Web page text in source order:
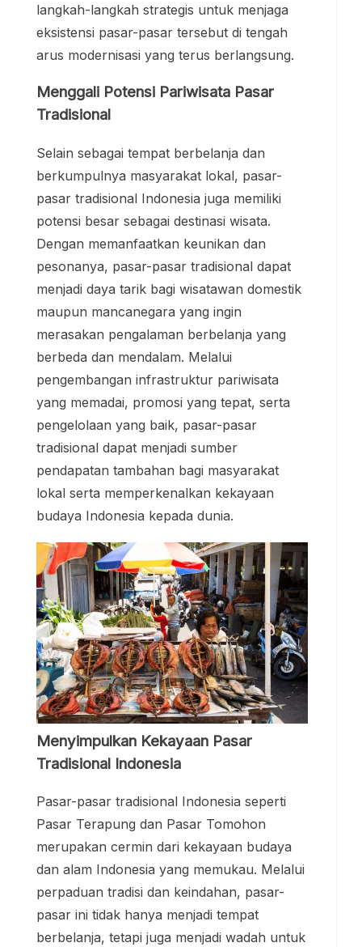
langkah-langkah strategis untuk menjaga
eksistensi pasar-pasar tersebut di tengah
arus modernisasi yang terus berlangsung.
Menggali Potensi Pariwisata Pasar
Tradisional
Selain sebagai tempat berbelanja dan
berkumpulnya masyarakat lokal, pasar-
pasar tradisional Indonesia juga memiliki
potensi besar sebagai destinasi wisata.
Dengan memanfaatkan keunikan dan
pesonanya, pasar-pasar tradisional dapat
menjadi daya tarik bagi wisatawan domestik
maupun mancanegara yang ingin
merasakan pengalaman berbelanja yang
berbeda dan mendalam. Melalui
pengembangan infrastruktur pariwisata
yang memadai, promosi yang tepat, serta
pengelolaan yang baik, pasar-pasar
tradisional dapat menjadi sumber
pendapatan tambahan bagi masyarakat
lokal serta memperkenalkan kekayaan
budaya Indonesia kepada dunia.
Menyimpulkan Kekayaan Pasar
Tradisional Indonesia
Pasar-pasar tradisional Indonesia seperti
Pasar Terapung dan Pasar Tomohon
merupakan cermin dari kekayaan budaya
dan alam Indonesia yang memukau. Melalui
perpaduan tradisi dan keindahan, pasar-
pasar ini tidak hanya menjadi tempat
berbelanja, tetapi juga menjadi wadah untuk